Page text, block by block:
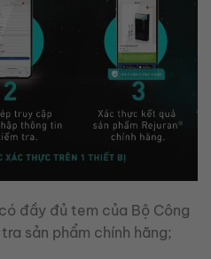
đầy đủ tem của Bộ Công
sản phẩm chính hãng;